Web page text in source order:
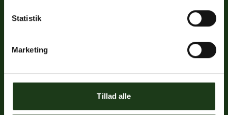
Statistik
Marketing
Tillad alle
Links